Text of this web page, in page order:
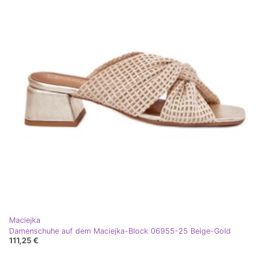
Maciejka
Damenschuhe auf dem Maciejka-Block 06955-25 Beige-Gold
111,25 €